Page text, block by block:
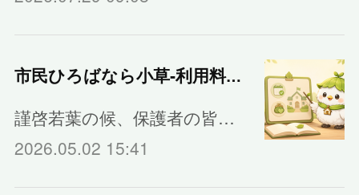
市民ひろばなら小草‐利用料金のご案内
謹啓若葉の候、保護者の皆…
2026.05.02 15:41